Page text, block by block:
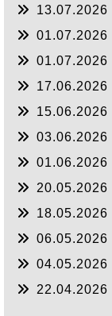
13.07.2026
01.07.2026
01.07.2026
17.06.2026
15.06.2026
03.06.2026
01.06.2026
20.05.2026
18.05.2026
06.05.2026
04.05.2026
22.04.2026